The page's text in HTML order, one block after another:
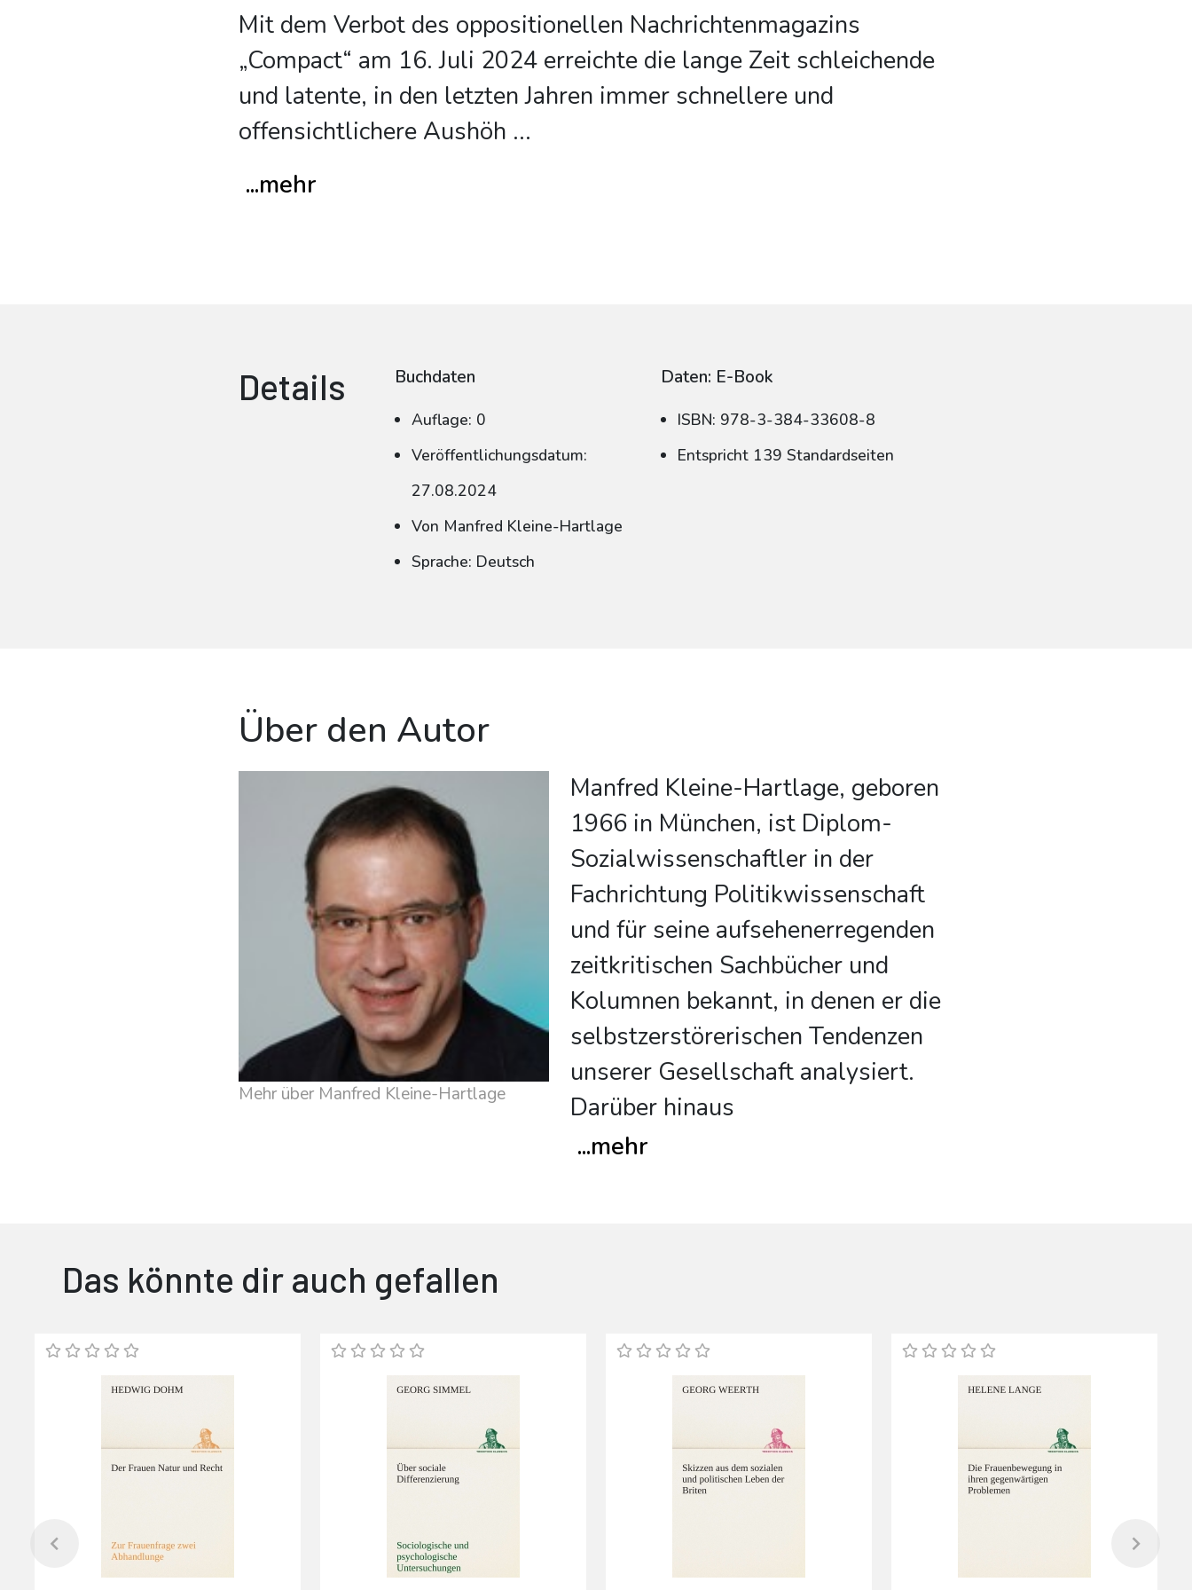
Mit dem Verbot des oppositionellen Nachrichtenmagazins
„Compact“ am 16. Juli 2024 erreichte die lange Zeit schleichende
und latente, in den letzten Jahren immer schnellere und
offensichtlichere Aushöh ...
...mehr
Details Buchdaten
Auflage: 0
Veröffentlichungsdatum:
27.08.2024
Von Manfred Kleine-Hartlage
Sprache: Deutsch
Daten: E-Book
ISBN: 978-3-384-33608-8
Entspricht 139 Standardseiten
Über den Autor
Mehr über Manfred Kleine-Hartlage
Manfred Kleine-Hartlage, geboren
1966 in München, ist Diplom-
Sozialwissenschaftler in der
Fachrichtung Politikwissenschaft
und für seine aufsehenerregenden
zeitkritischen Sachbücher und
Kolumnen bekannt, in denen er die
selbstzerstörerischen Tendenzen
unserer Gesellschaft analysiert.
Darüber hinaus
...mehr
Das könnte dir auch gefallen